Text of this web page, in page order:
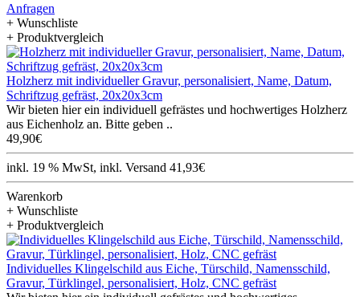
Anfragen
+ Wunschliste
+ Produktvergleich
Holzherz mit individueller Gravur, personalisiert, Name, Datum,
Schriftzug gefräst, 20x20x3cm
Wir bieten hier ein individuell gefrästes und hochwertiges Holzherz
aus Eichenholz an. Bitte geben ..
49,90€
inkl. 19 % MwSt, inkl. Versand 41,93€
Warenkorb
+ Wunschliste
+ Produktvergleich
Individuelles Klingelschild aus Eiche, Türschild, Namensschild,
Gravur, Türklingel, personalisiert, Holz, CNC gefräst